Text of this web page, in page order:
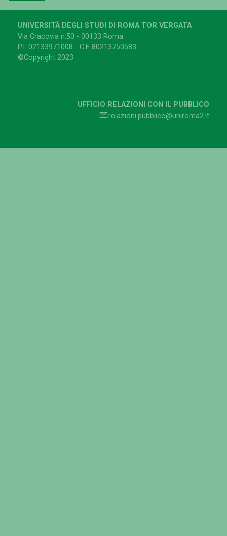
UNIVERSITÀ DEGLI STUDI DI ROMA TOR VERGATA
Via Cracovia n.50 - 00133 Roma
P.I. 02133971008 - C.F. 80213750583
©Copyright 2023
UFFICIO RELAZIONI CON IL PUBBLICO
relazioni.pubblico@uniroma2.it